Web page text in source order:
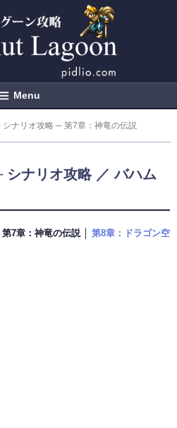
Menu
ナリオ攻略 ─ 第7章：神竜の伝説
ナリオ攻略 ／ バハム
第7章：神竜の伝説 │ 第8章：ドラゴン空